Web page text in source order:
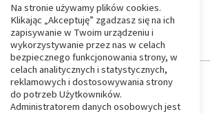
⏶
Wróć
do
Matic Grupa Computer Plus Sp. z o.o.
Na stronie używamy plików cookies.
Klikając „Akceptuję” zgadzasz się na ich
zapisywanie w Twoim urządzeniu i
wykorzystywanie przez nas w celach
bezpiecznego funkcjonowania strony, w
celach analitycznych i statystycznych,
reklamowych i dostosowywania strony
do potrzeb Użytkowników.
Administratorem danych osobowych jest